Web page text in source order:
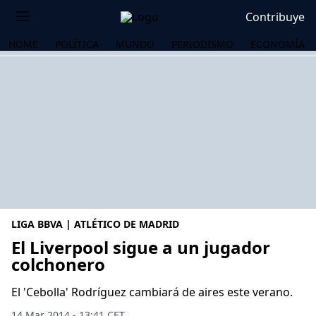
Contribuye
HOME POLÍTICA MUNDO PERIODISMO ECONOMÍA
LIGA BBVA | ATLÉTICO DE MADRID
El Liverpool sigue a un jugador
colchonero
El 'Cebolla' Rodríguez cambiará de aires este verano.